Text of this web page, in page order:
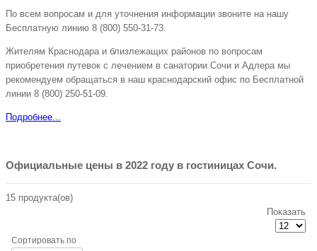
По всем вопросам и для уточнения информации звоните на нашу
Бесплатную линию 8 (800) 550-31-73.
Жителям Краснодара и близлежащих районов по вопросам
приобретения путевок с лечением в санатории Сочи и Адлера мы
рекомендуем обращаться в наш краснодарский офис по Бесплатной
линии 8 (800) 250-51-09.
Подробнее...
Официальные цены в 2022 году в гостиницах Сочи.
15 продукта(ов)
Показать
Сортировать по